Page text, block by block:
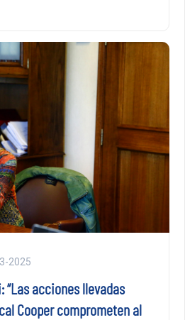
2025
“Las acciones llevadas
Cooper comprometen al